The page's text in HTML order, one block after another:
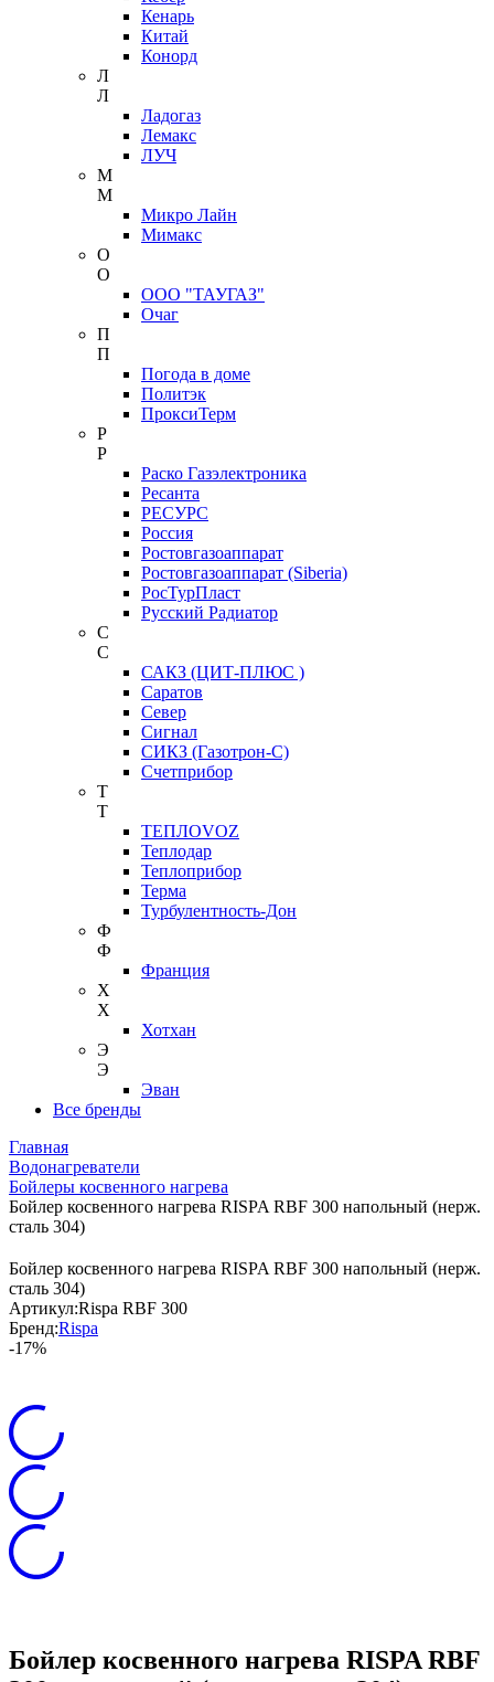
Кенарь
Китай
Конорд
Л
Л
Ладогаз
Лемакс
ЛУЧ
М
М
Микро Лайн
Мимакс
О
О
ООО "ТАУГАЗ"
Очаг
П
П
Погода в доме
Политэк
ПроксиТерм
Р
Р
Раско Газэлектроника
Ресанта
РЕСУРС
Россия
Ростовгазоаппарат
Ростовгазоаппарат (Siberia)
РосТурПласт
Русский Радиатор
С
С
САКЗ (ЦИТ-ПЛЮС )
Саратов
Север
Сигнал
СИКЗ (Газотрон-С)
Счетприбор
Т
Т
ТЕПЛОVOZ
Теплодар
Теплоприбор
Терма
Турбулентность-Дон
Ф
Ф
Франция
Х
Х
Хотхан
Э
Э
Эван
Все бренды
Главная
Водонагреватели
Бойлеры косвенного нагрева
Бойлер косвенного нагрева RISPA RBF 300 напольный (нерж.
сталь 304)
Бойлер косвенного нагрева RISPA RBF 300 напольный (нерж.
сталь 304)
Артикул:Rispa RBF 300
Бренд:Rispa
-17%
Бойлер косвенного нагрева RISPA RBF